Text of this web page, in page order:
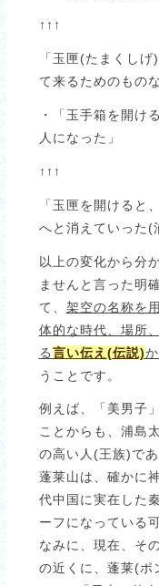
↑↑↑
「玉匣(たまくし
て来るためのもの
・「玉手箱を開け
人になった」
↑↑↑
「玉匣を開けると
へと消えていった(
以上の変化から分
ませんと言った明
て、 架空の名称を
体的な時代、場所
る言い伝え (伝説)
うことです。
例えば、「美男子
ことからも、浦島
の高い人(王族)で
蓬莱山は、確かに
代中国に実在した
ーフになっている
なみに、現在、そ
の近くに、蓬莱(ポ